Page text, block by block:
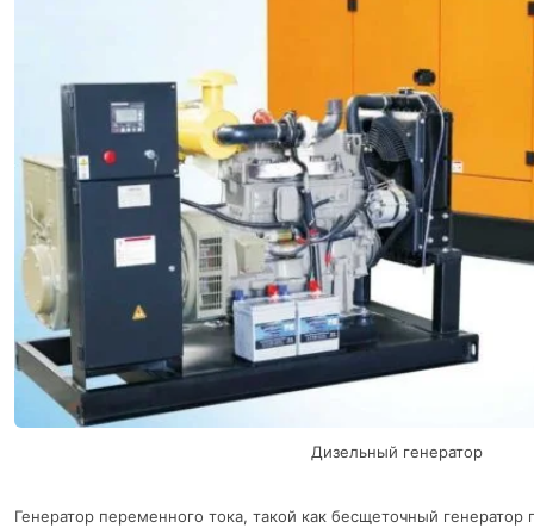
Дизельный генератор
Генератор переменного тока, такой как бесщеточный